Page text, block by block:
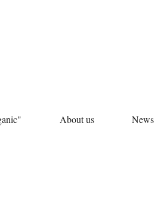
About us News